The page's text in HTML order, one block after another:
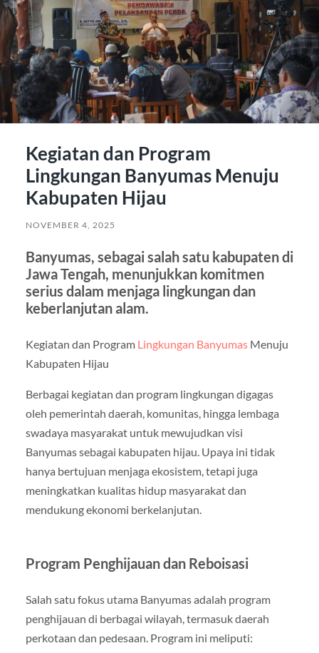
Kegiatan dan Program
Lingkungan Banyumas Menuju
Kabupaten Hijau
NOVEMBER 4, 2025
Banyumas, sebagai salah satu kabupaten di
Jawa Tengah, menunjukkan komitmen
serius dalam menjaga lingkungan dan
keberlanjutan alam.
Kegiatan dan Program Lingkungan BanyumasMenuju
Kabupaten Hijau
Berbagai kegiatan dan program lingkungan digagas
oleh pemerintah daerah, komunitas, hingga lembaga
swadaya masyarakat untuk mewujudkan visi
Banyumas sebagai kabupaten hijau. Upaya ini tidak
hanya bertujuan menjaga ekosistem, tetapi juga
meningkatkan kualitas hidup masyarakat dan
mendukung ekonomi berkelanjutan.
Program Penghijauan dan Reboisasi
Salah satu fokus utama Banyumas adalah program
penghijauan di berbagai wilayah, termasuk daerah
perkotaan dan pedesaan. Program ini meliputi: